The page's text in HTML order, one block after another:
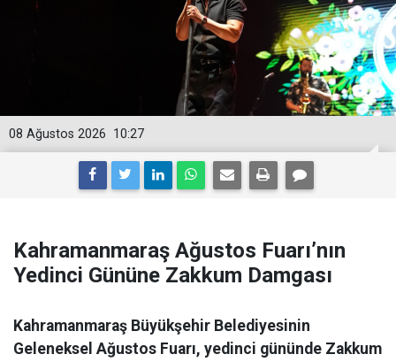
10:27
08 Ağustos 2026
Kahramanmaraş Ağustos Fuarı’nın
Yedinci Gününe Zakkum Damgası
Kahramanmaraş Büyükşehir Belediyesinin
Geleneksel Ağustos Fuarı, yedinci gününde Zakkum